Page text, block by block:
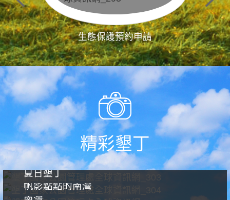
生態保護預約申請
精彩墾丁
夏日墾丁
帆影點點的南灣